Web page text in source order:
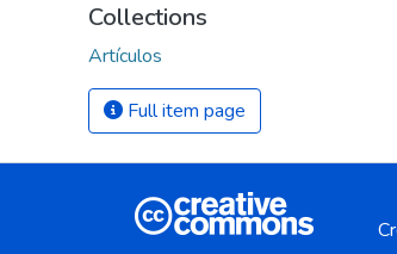
Collections
Artículos
Full item page